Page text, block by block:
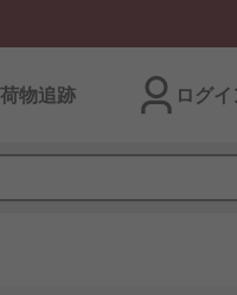
荷物追跡 ログ